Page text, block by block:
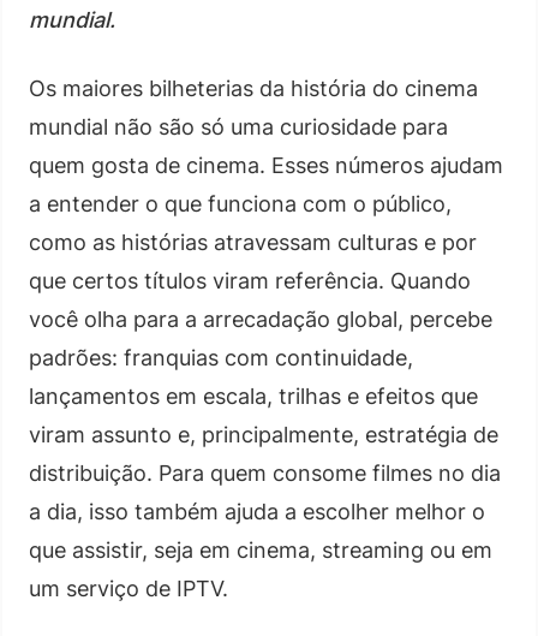
mundial.
Os maiores bilheterias da história do cinema
mundial não são só uma curiosidade para
quem gosta de cinema. Esses números ajudam
a entender o que funciona com o público,
como as histórias atravessam culturas e por
que certos títulos viram referência. Quando
você olha para a arrecadação global, percebe
padrões: franquias com continuidade,
lançamentos em escala, trilhas e efeitos que
viram assunto e, principalmente, estratégia de
distribuição. Para quem consome filmes no dia
a dia, isso também ajuda a escolher melhor o
que assistir, seja em cinema, streaming ou em
um serviço de IPTV.